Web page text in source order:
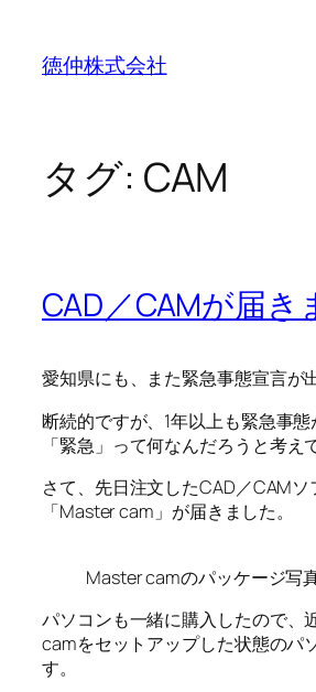
徳仲株式会社
タグ: CAM
CAD／CAMが届き
愛知県にも、また緊急事態宣言が
断続的ですが、1年以上も緊急事態
「緊急」って何なんだろうと考え
さて、先日注文したCAD／CAMソ
「Master cam」が届きました。
Master camのパッケージ写
パソコンも一緒に購入したので、
camをセットアップした状態のパ
す。